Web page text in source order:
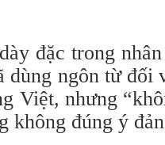
đặc trong
dùng ngôn từ
Việt, nhưng
không đúng ý